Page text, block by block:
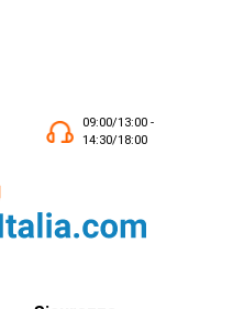
09:00/13:00 -
14:30/18:00